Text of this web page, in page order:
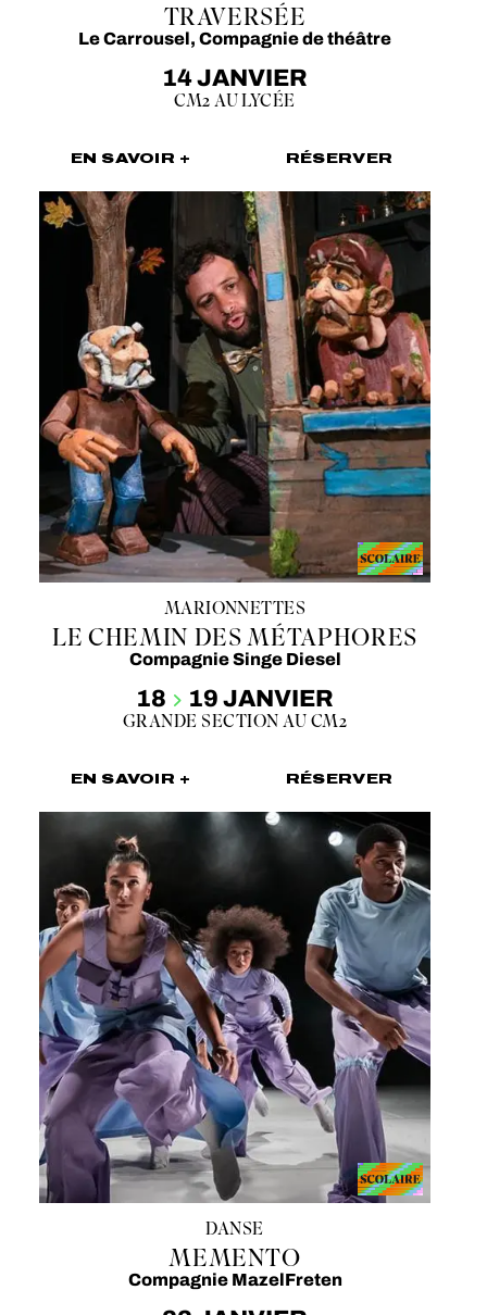
TRAVERSÉE
Le Carrousel, Compagnie de théâtre
14 JANVIER
CM2 AU LYCÉE
EN SAVOIR + RÉSERVER
MARIONNETTES
LE CHEMIN DES MÉTAPHORES
Compagnie Singe Diesel
18 19 JANVIER
GRANDE SECTION AU CM2
EN SAVOIR + RÉSERVER
DANSE
MEMENTO
Compagnie MazelFreten